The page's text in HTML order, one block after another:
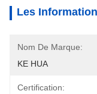
Les
Nom De Marque:
KE HUA
Certification: